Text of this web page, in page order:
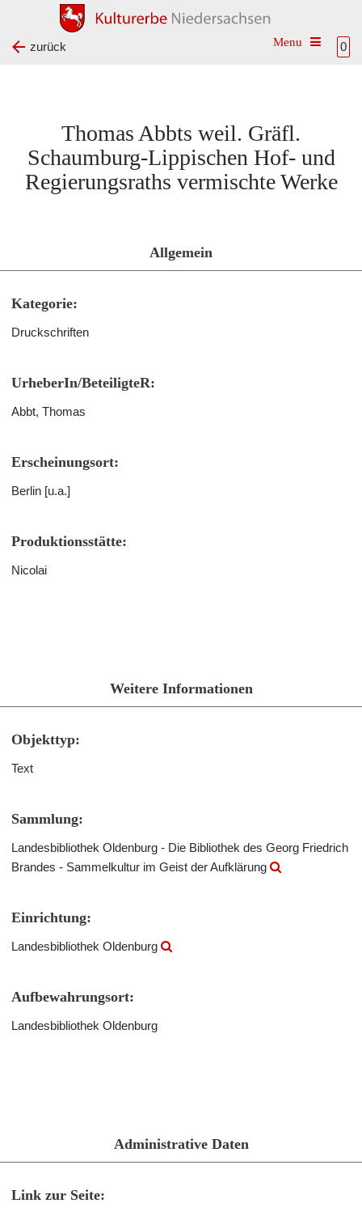
0
Toggle
zurück
Thomas Abbts weil. Gräfl.
Schaumburg-Lippischen Hof- und
Regierungsraths vermischte Werke
Allgemein
Kategorie:
Druckschriften
UrheberIn/BeteiligteR:
Abbt, Thomas
Erscheinungsort:
Berlin [u.a.]
Produktionsstätte:
Nicolai
Weitere Informationen
Objekttyp:
Text
Sammlung:
Landesbibliothek Oldenburg - Die Bibliothek des Georg Friedrich
Brandes - Sammelkultur im Geist der Aufklärung
Einrichtung:
Landesbibliothek Oldenburg
Aufbewahrungsort:
Landesbibliothek Oldenburg
Administrative Daten
Link zur Seite: